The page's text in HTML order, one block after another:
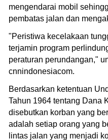
mengendarai mobil
pembatas jalan dan
"Peristiwa kecelakaan
terjamin program
peraturan perundangan,"
cnnindonesiacom.
Berdasarkan ketentuan
Tahun 1964 tentang Dana
disebutkan korban yang
adalah setiap orang yang
lintas jalan yang menjadi